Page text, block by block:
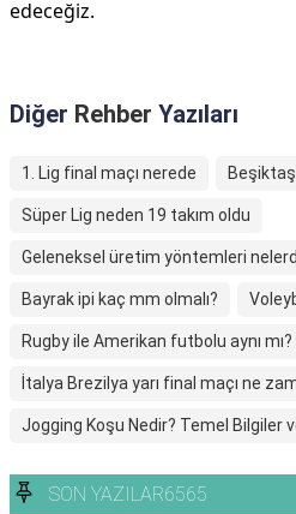
edeceğiz.
Diğer Rehber Yazıları
1. Lig final maçı nerede
Süper Lig neden 19 takım oldu
Geleneksel üretim yöntemleri
Bayrak ipi kaç mm olmalı?
Rugby ile Amerikan futbolu aynı mı?
İtalya Brezilya yarı final maçı ne
Jogging Koşu Nedir? Temel Bilgiler
SON YAZILAR6565